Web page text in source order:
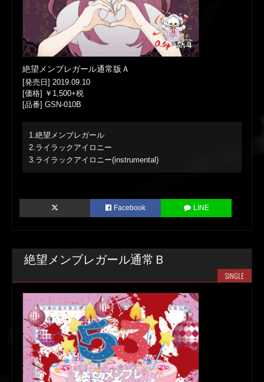
絶望メンブレガール通常版Ａ
[発売日] 2019.09.10
[価格] ￥1,500+税
[品番] GSN-010B
1.絶望メンブレガール
2.ライラックアイロニー
3.ライラックアイロニー(instrumental)
Facebook LINE
絶望メンブレガール通常Ｂ
SINGLE